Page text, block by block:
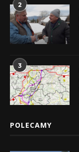
2
3
POLECAMY